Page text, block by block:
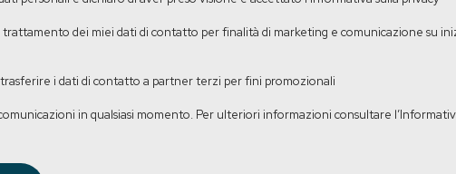
trattamento dei miei dati di contatto per finalità di marketing e comunicazione su
i dati di contatto a partner terzi per fini promozionali
in qualsiasi momento. Per ulteriori informazioni consultare